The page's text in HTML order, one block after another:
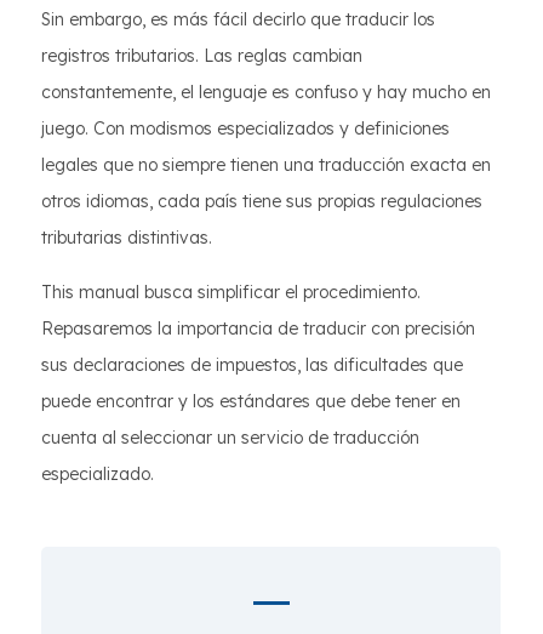
Sin embargo, es más fácil decirlo que traducir los
registros tributarios. Las reglas cambian
constantemente, el lenguaje es confuso y hay mucho en
juego. Con modismos especializados y definiciones
legales que no siempre tienen una traducción exacta en
otros idiomas, cada país tiene sus propias regulaciones
tributarias distintivas.
This manual busca simplificar el procedimiento.
Repasaremos la importancia de traducir con precisión
sus declaraciones de impuestos, las dificultades que
puede encontrar y los estándares que debe tener en
cuenta al seleccionar un servicio de traducción
especializado.